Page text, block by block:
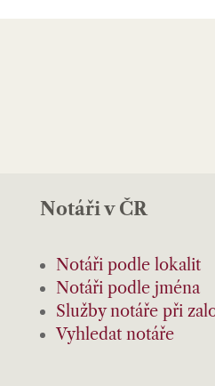
Notáři v ČR
Notáři podle lokalit
Notáři podle jména
Služby notáře při
Vyhledat notáře